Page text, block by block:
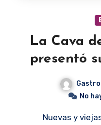
La Cava
presentó
Gastro
No
Nuevas y viejas recetas de cocina,